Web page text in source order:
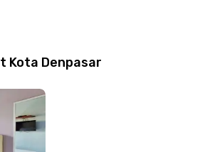
Kota Denpasar